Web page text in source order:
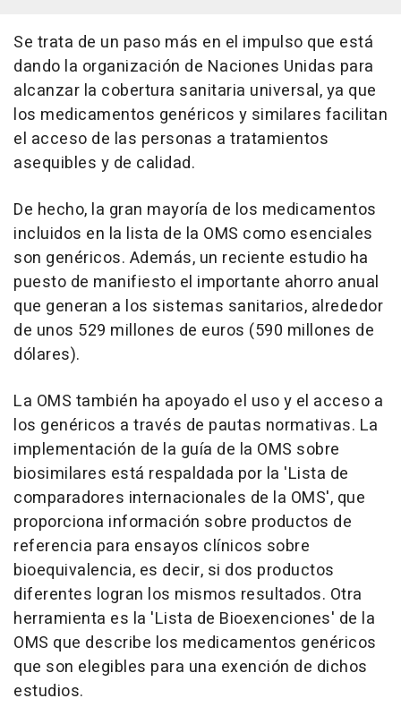
Se trata de un paso más en el impulso que está
dando la organización de Naciones Unidas para
alcanzar la cobertura sanitaria universal, ya que
los medicamentos genéricos y similares facilitan
el acceso de las personas a tratamientos
asequibles y de calidad.
De hecho, la gran mayoría de los medicamentos
incluidos en la lista de la OMS como esenciales
son genéricos. Además, un reciente estudio ha
puesto de manifiesto el importante ahorro anual
que generan a los sistemas sanitarios, alrededor
de unos 529 millones de euros (590 millones de
dólares).
La OMS también ha apoyado el uso y el acceso a
los genéricos a través de pautas normativas. La
implementación de la guía de la OMS sobre
biosimilares está respaldada por la 'Lista de
comparadores internacionales de la OMS', que
proporciona información sobre productos de
referencia para ensayos clínicos sobre
bioequivalencia, es decir, si dos productos
diferentes logran los mismos resultados. Otra
herramienta es la 'Lista de Bioexenciones' de la
OMS que describe los medicamentos genéricos
que son elegibles para una exención de dichos
estudios.